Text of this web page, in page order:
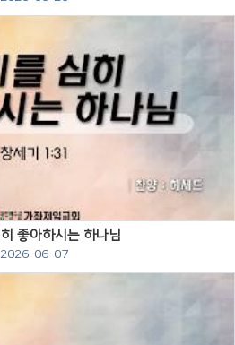
Views
좋아하시는 하나님
2026-06-07